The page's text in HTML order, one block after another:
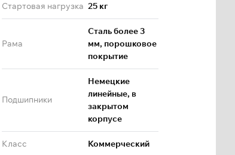
Стартовая нагрузка 25 кг
Рама
Сталь более 3
мм, порошковое
покрытие
Подшипники
Немецкие
линейные, в
закрытом
корпусе
Класс Коммерческий